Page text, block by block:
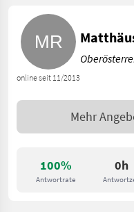
100%
Antwortrate
0h
online seit 11/2013
Mehr